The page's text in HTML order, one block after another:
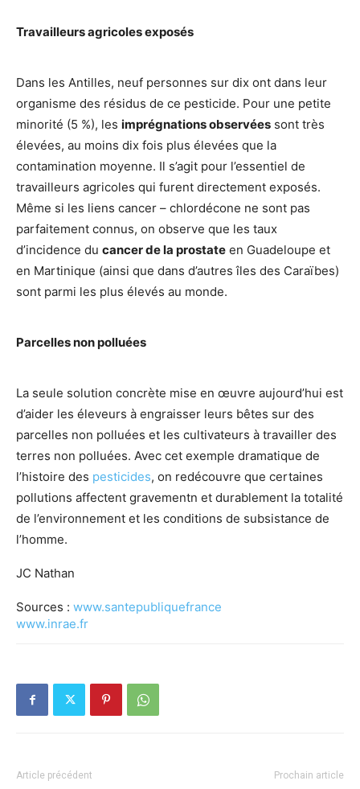
Travailleurs agricoles exposés
Dans les Antilles, neuf personnes sur dix ont dans leur
organisme des résidus de ce pesticide. Pour une petite
minorité (5 %), les imprégnations observées sont très
élevées, au moins dix fois plus élevées que la
contamination moyenne. Il s’agit pour l’essentiel de
travailleurs agricoles qui furent directement exposés.
Même si les liens cancer – chlordécone ne sont pas
parfaitement connus, on observe que les taux
d’incidence du cancer de la prostate en Guadeloupe et
en Martinique (ainsi que dans d’autres îles des Caraïbes)
sont parmi les plus élevés au monde.
Parcelles non polluées
La seule solution concrète mise en œuvre aujourd’hui est
d’aider les éleveurs à engraisser leurs bêtes sur des
parcelles non polluées et les cultivateurs à travailler des
terres non polluées. Avec cet exemple dramatique de
l’histoire des pesticides, on redécouvre que certaines
pollutions affectent gravementn et durablement la totalité
de l’environnement et les conditions de subsistance de
l’homme.
JC Nathan
Sources : www.santepubliquefrance
www.inrae.fr
Article précédent Prochain article